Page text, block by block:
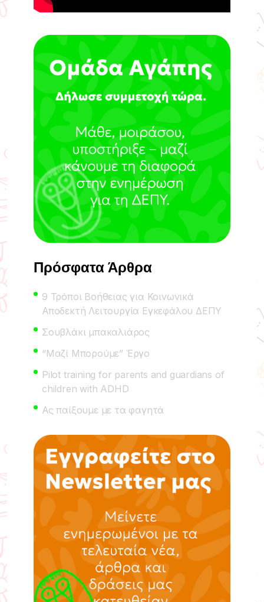
Πρόσφατα Άρθρα
9 Τρόποι Βοήθειας για Κοινωνικά
Αποδεκτή Λειτουργία Εγκεφάλου ΔΕΠΥ
Σουβλάκι μπακαλιάρος
“Μαζί Μπορούμε” Έργο
Pilot training for parents and guardians of
children with ADHD
Ας παίξουμε με τα φαγητά